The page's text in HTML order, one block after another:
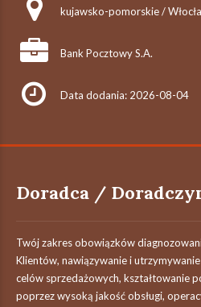
kujawsko-pomorskie /
Bank Pocztowy S.A.
Data dodania: 2026-08-04
Doradca /
Twój zakres obowiązków
Klientów, nawiązywanie i
celów sprzedażowych, kształtowanie
poprzez wysoką jakość obsługi,